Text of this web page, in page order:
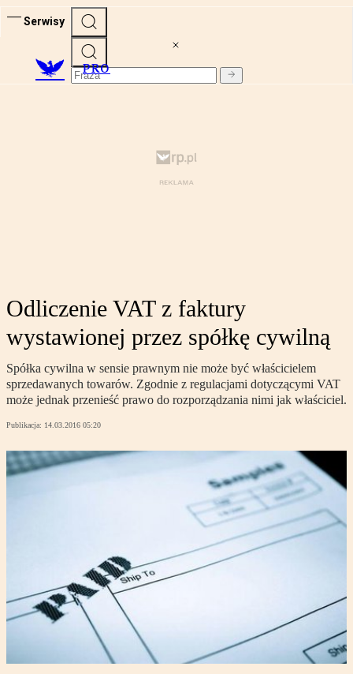
Serwisy
PRO
Odliczenie VAT z faktury
wystawionej przez spółkę cywilną
Spółka cywilna w sensie prawnym nie może być właścicielem
sprzedawanych towarów. Zgodnie z regulacjami dotyczącymi VAT
może jednak przenieść prawo do rozporządzania nimi jak właściciel.
Publikacja: 14.03.2016 05:20